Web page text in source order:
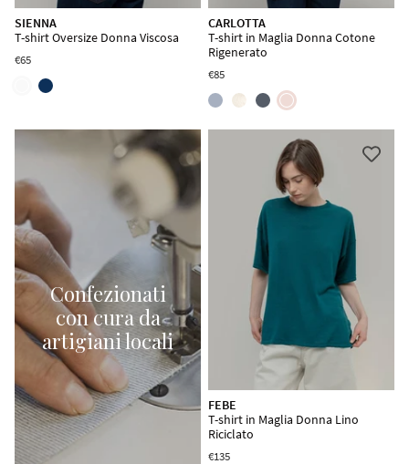
SIENNA
T-shirt Oversize Donna Viscosa
€65
CARLOTTA
T-shirt in Maglia Donna Cotone
Rigenerato
€85
Confezionati
con cura da
artigiani locali
FEBE
T-shirt in Maglia Donna Lino
Riciclato
€135